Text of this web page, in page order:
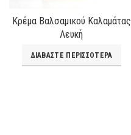
Κρέμα Βαλσαμικού Καλαμάτας
Λευκή
ΔΙΑΒΆΣΤΕ ΠΕΡΙΣΣΌΤΕΡΑ